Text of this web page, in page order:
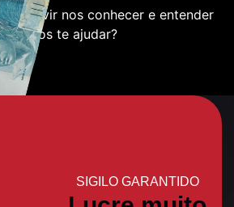
para vir nos conhecer e entender
te ajudar?
SIGILO GARANTIDO